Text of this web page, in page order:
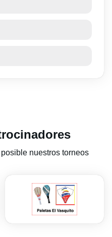
nuestros torneos